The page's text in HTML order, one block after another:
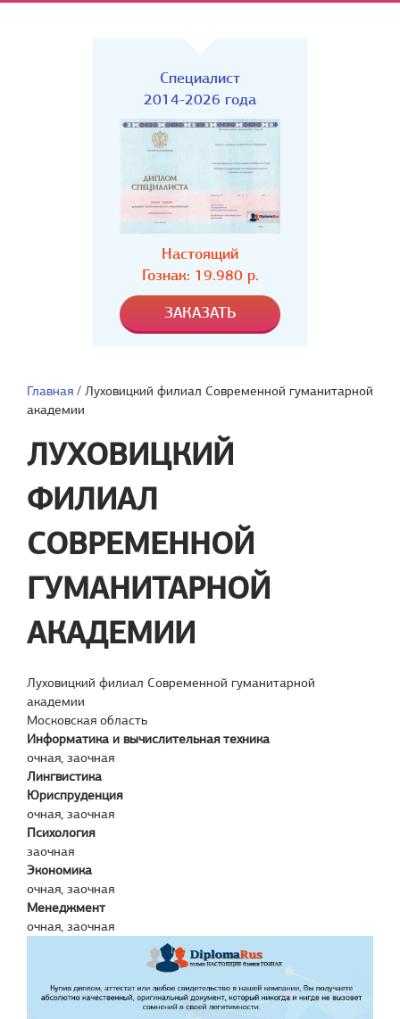
Специалист
2014-2026 года
Настоящий
Гознак: 19.980 р.
Главная / Луховицкий филиал Современной гуманитарной
академии
ЛУХОВИЦКИЙ
ФИЛИАЛ
СОВРЕМЕННОЙ
ГУМАНИТАРНОЙ
АКАДЕМИИ
Луховицкий филиал Современной гуманитарной
академии
Московская область
Информатика и вычислительная техника
очная, заочная
Лингвистика
Юриспруденция
очная, заочная
Психология
заочная
Экономика
очная, заочная
Менеджмент
очная, заочная